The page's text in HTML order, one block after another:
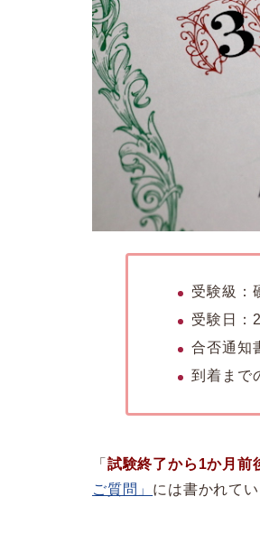
受験級：
受験日：
合否通知
到着まで
「 試験終了から1か月前
ご質問」 には書かれてい